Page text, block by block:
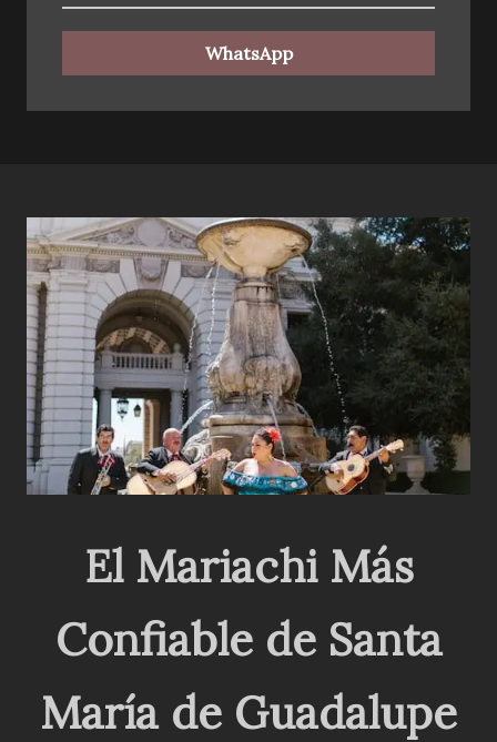
WhatsApp
El Mariachi Más
Confiable de Santa
María de Guadalupe